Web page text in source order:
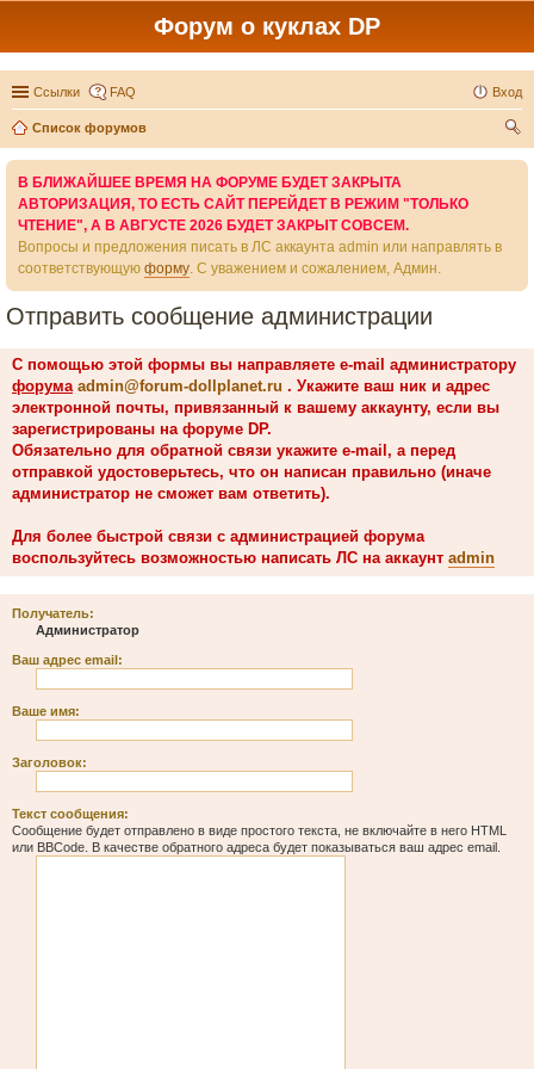
Форум о куклах DP
Ссылки FAQ Вход
Список форумов
В БЛИЖАЙШЕЕ ВРЕМЯ НА ФОРУМЕ БУДЕТ ЗАКРЫТА
АВТОРИЗАЦИЯ, ТО ЕСТЬ САЙТ ПЕРЕЙДЕТ В РЕЖИМ "ТОЛЬКО
ЧТЕНИЕ", А В АВГУСТЕ 2026 БУДЕТ ЗАКРЫТ СОВСЕМ.
Вопросы и предложения писать в ЛС аккаунта admin или направлять в
соответствующую форму. С уважением и сожалением, Админ.
Отправить сообщение администрации
С помощью этой формы вы направляете e-mail администратору
форума admin@forum-dollplanet.ru . Укажите ваш ник и адрес
электронной почты, привязанный к вашему аккаунту, если вы
зарегистрированы на форуме DP.
Обязательно для обратной связи укажите e-mail, а перед
отправкой удостоверьтесь, что он написан правильно (иначе
администратор не сможет вам ответить).
Для более быстрой связи с администрацией форума
воспользуйтесь возможностью написать ЛС на аккаунт admin
Получатель:
Администратор
Ваш адрес email:
Ваше имя:
Заголовок:
Текст сообщения:
Сообщение будет отправлено в виде простого текста, не включайте в него HTML
или BBCode. В качестве обратного адреса будет показываться ваш адрес email.